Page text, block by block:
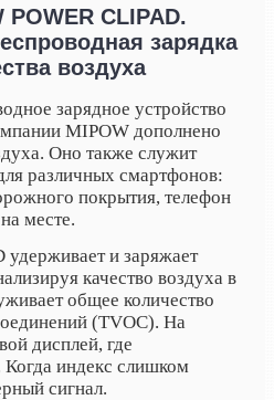
CLIPAD.
зарядка
воздуха
зарядное устройство
MIPOW дополнено
Оно также служит
различных смартфонов:
покрытия, телефон
месте.
и заряжает
качество воздуха в
общее количество
(TVOC). На
дисплей, где
Когда индекс слишком
сигнал.